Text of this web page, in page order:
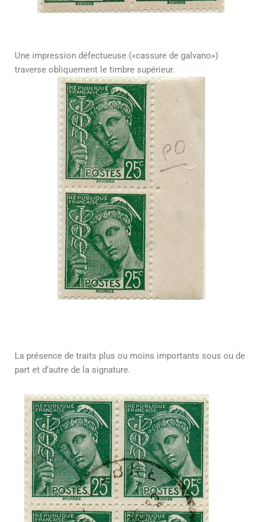
Une impression défectueuse («cassure de galvano»)
traverse obliquement le timbre supérieur.
La présence de traits plus ou moins importants sous ou de
part et d’autre de la signature.